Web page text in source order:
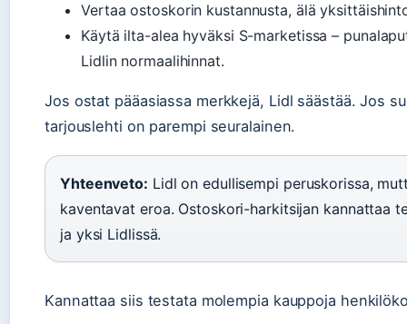
Vertaa ostoskorin kustannusta, älä
Käytä ilta-alea hyväksi S-marketissa –
Lidlin normaalihinnat.
Jos ostat pääasiassa merkkejä, Lidl säästää. Jos
tarjouslehti on parempi seuralainen.
Yhteenveto: Lidl on edullisempi peruskorissa,
kaventavat eroa. Ostoskori-harkitsijan kannattaa
ja yksi Lidlissä.
Kannattaa siis testata molempia kauppoja